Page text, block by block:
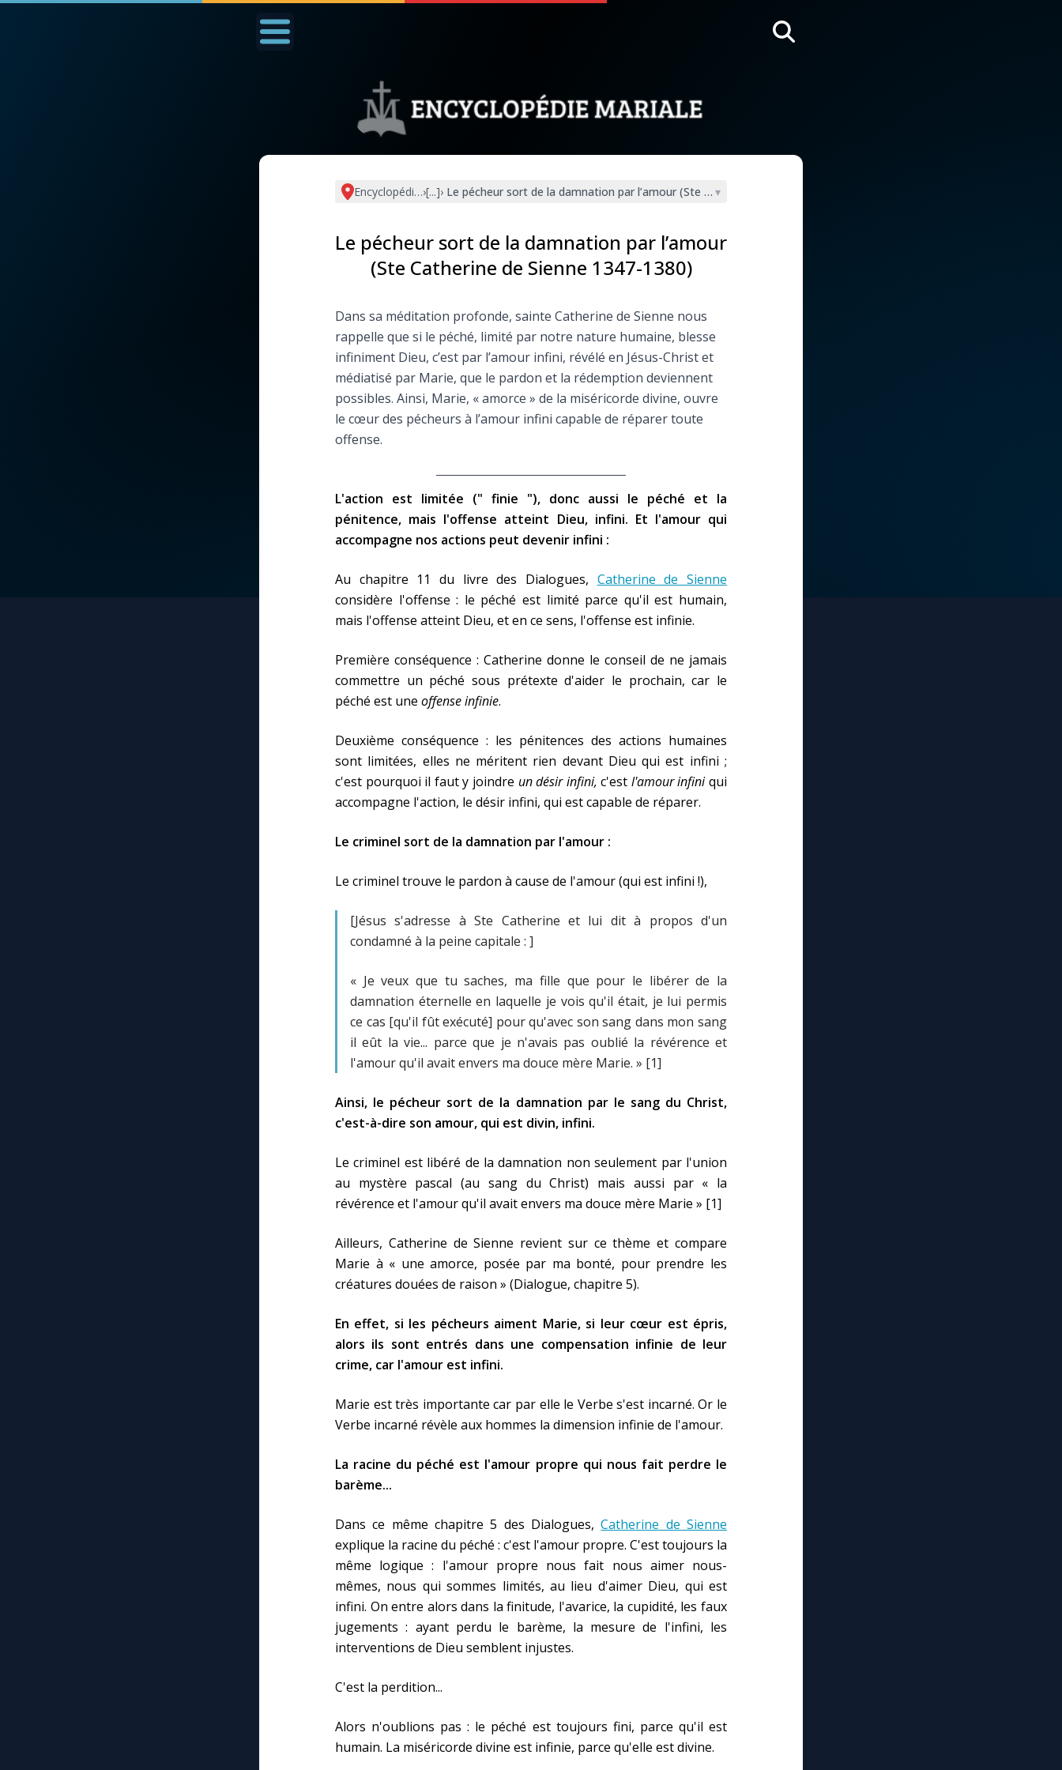
Nous soutenir À propos Facebook Infos légales
Prier au quotidien
Les premiers samedis
Marie qui défait les
Me consacrer à Jésus
Une Minute avec Marie
◼︎À la une
Chapelet pour le monde
Contact
Faire un don
Marie de Nazareth
Encyclopédie mariale
›[...]› Le pécheur sort de la damnation par l’amour (Ste Catherine de Sienne 1347-1380)
▾
Le pécheur sort de la damnation par l’amour
(Ste Catherine de Sienne 1347-1380)
Dans sa méditation profonde, sainte Catherine de Sienne nous
rappelle que si le péché, limité par notre nature humaine, blesse
infiniment Dieu, c’est par l’amour infini, révélé en Jésus-Christ et
médiatisé par Marie, que le pardon et la rédemption deviennent
possibles. Ainsi, Marie, « amorce » de la miséricorde divine, ouvre
le cœur des pécheurs à l’amour infini capable de réparer toute
offense.
L'action est limitée (" finie "), donc aussi le péché et la
pénitence, mais l'offense atteint Dieu, infini. Et l'amour qui
accompagne nos actions peut devenir infini :
Au chapitre 11 du livre des Dialogues, Catherine de Sienne
considère l'offense : le péché est limité parce qu'il est humain,
mais l'offense atteint Dieu, et en ce sens, l'offense est infinie.
Première conséquence : Catherine donne le conseil de ne jamais
commettre un péché sous prétexte d'aider le prochain, car le
péché est une offense infinie.
Deuxième conséquence : les pénitences des actions humaines
sont limitées, elles ne méritent rien devant Dieu qui est infini ;
c'est pourquoi il faut y joindre un désir infini, c'est l'amour infiniqui
accompagne l'action, le désir infini, qui est capable de réparer.
Le criminel sort de la damnation par l'amour :
Le criminel trouve le pardon à cause de l'amour (qui est infini !),
[Jésus s'adresse à Ste Catherine et lui dit à propos d'un
condamné à la peine capitale : ]
« Je veux que tu saches, ma fille que pour le libérer de la
damnation éternelle en laquelle je vois qu'il était, je lui permis
ce cas [qu'il fût exécuté] pour qu'avec son sang dans mon sang
il eût la vie... parce que je n'avais pas oublié la révérence et
l'amour qu'il avait envers ma douce mère Marie. » [1]
Ainsi, le pécheur sort de la damnation par le sang du Christ,
c'est-à-dire son amour, qui est divin, infini.
Le criminel est libéré de la damnation non seulement par l'union
au mystère pascal (au sang du Christ) mais aussi par « la
révérence et l'amour qu'il avait envers ma douce mère Marie » [1]
Ailleurs, Catherine de Sienne revient sur ce thème et compare
Marie à « une amorce, posée par ma bonté, pour prendre les
créatures douées de raison » (Dialogue, chapitre 5).
En effet, si les pécheurs aiment Marie, si leur cœur est épris,
alors ils sont entrés dans une compensation infinie de leur
crime, car l'amour est infini.
Marie est très importante car par elle le Verbe s'est incarné. Or le
Verbe incarné révèle aux hommes la dimension infinie de l'amour.
La racine du péché est l'amour propre qui nous fait perdre le
barème...
Dans ce même chapitre 5 des Dialogues,Catherine de Sienne
explique la racine du péché : c'est l'amour propre. C'est toujours la
même logique : l'amour propre nous fait nous aimer nous-
mêmes, nous qui sommes limités, au lieu d'aimer Dieu, qui est
infini. On entre alors dans la finitude, l'avarice, la cupidité, les faux
jugements : ayant perdu le barème, la mesure de l'infini, les
interventions de Dieu semblent injustes.
C'est la perdition...
Alors n'oublions pas : le péché est toujours fini, parce qu'il est
humain. La miséricorde divine est infinie, parce qu'elle est divine.